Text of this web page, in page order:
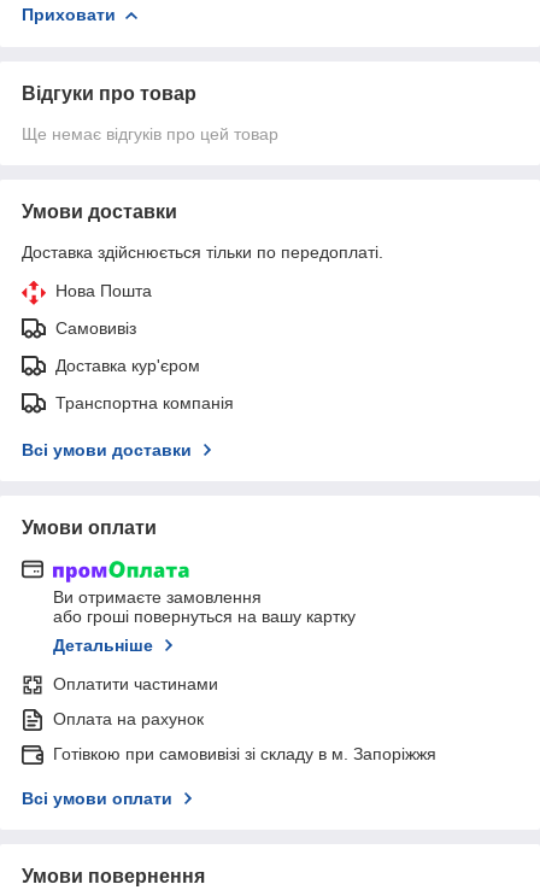
Приховати
Відгуки про товар
Ще немає відгуків про цей товар
Умови доставки
Доставка здійснюється тільки по передоплаті.
Нова Пошта
Самовивіз
Доставка кур'єром
Транспортна компанія
Всі умови доставки
Умови оплати
Ви отримаєте замовлення
або гроші повернуться на вашу картку
Детальніше
Оплатити частинами
Оплата на рахунок
Готівкою при самовивізі зі складу в м. Запоріжжя
Всі умови оплати
Умови повернення